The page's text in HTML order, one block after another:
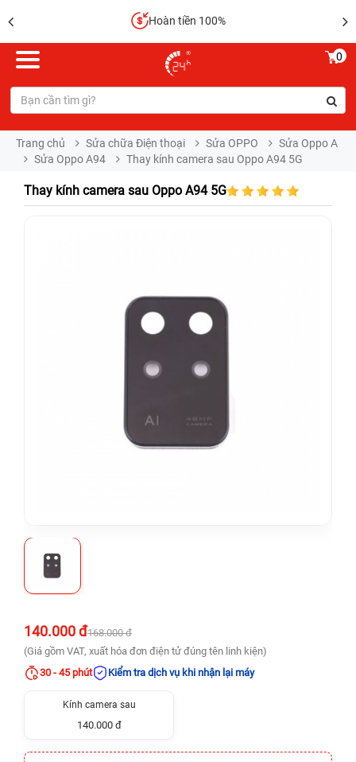
Hoàn tiền 100%
0
Trang chủ Sửa chữa Điện thoại Sửa OPPO
Sửa Oppo A
Sửa Oppo A94
Thay kính camera sau Oppo A94 5G
Thay kính camera sau Oppo A94 5G
140.000 đ168.000 đ
(Giá gồm VAT, xuất hóa đơn điện tử đúng tên linh kiện)
30 - 45 phút
Kiểm tra dịch vụ khi nhận lại máy
Kính camera sau
140.000 đ